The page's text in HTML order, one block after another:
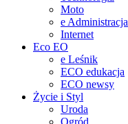
Moto
e Administracja
Internet
Eco EO
e Leśnik
ECO edukacja
ECO newsy
Życie i Styl
Uroda
Ogród